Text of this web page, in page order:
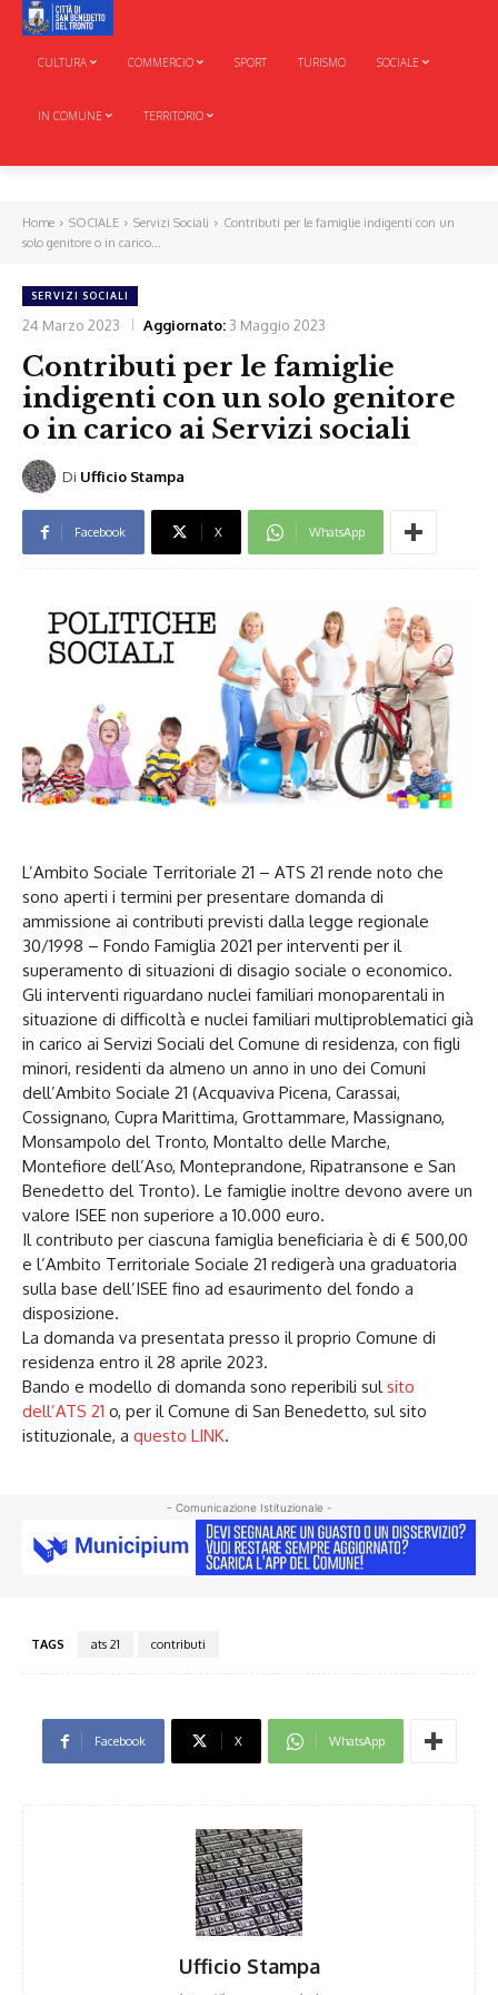
CULTURA COMMERCIO SPORT TURISMO SOCIALE
IN COMUNE TERRITORIO
Home SOCIALE Servizi Sociali
Contributi per le famiglie indigenti con un
solo genitore o in carico...
SERVIZI SOCIALI
24 Marzo 2023 Aggiornato: 3 Maggio 2023
Contributi per le famiglie
indigenti con un solo genitore
o in carico ai Servizi sociali
Di Ufficio Stampa
Facebook X WhatsApp
L’Ambito Sociale Territoriale 21 – ATS 21 rende noto che
sono aperti i termini per presentare domanda di
ammissione ai contributi previsti dalla legge regionale
30/1998 – Fondo Famiglia 2021 per interventi per il
superamento di situazioni di disagio sociale o economico.
Gli interventi riguardano nuclei familiari monoparentali in
situazione di difficoltà e nuclei familiari multiproblematici già
in carico ai Servizi Sociali del Comune di residenza, con figli
minori, residenti da almeno un anno in uno dei Comuni
dell’Ambito Sociale 21 (Acquaviva Picena, Carassai,
Cossignano, Cupra Marittima, Grottammare, Massignano,
Monsampolo del Tronto, Montalto delle Marche,
Montefiore dell’Aso, Monteprandone, Ripatransone e San
Benedetto del Tronto). Le famiglie inoltre devono avere un
valore ISEE non superiore a 10.000 euro.
Il contributo per ciascuna famiglia beneficiaria è di € 500,00
e l’Ambito Territoriale Sociale 21 redigerà una graduatoria
sulla base dell’ISEE fino ad esaurimento del fondo a
disposizione.
La domanda va presentata presso il proprio Comune di
residenza entro il 28 aprile 2023.
Bando e modello di domanda sono reperibili sul sito
dell’ATS 21 o, per il Comune di San Benedetto, sul sito
istituzionale, a questo LINK.
- Comunicazione Istituzionale -
TAGS ats 21 contributi
Facebook X WhatsApp
Ufficio Stampa